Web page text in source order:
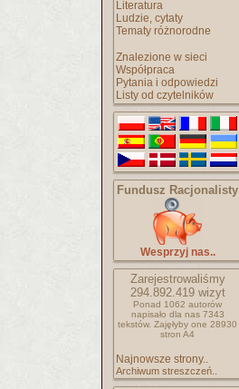
Literatura
Ludzie, cytaty
Tematy różnorodne
Znalezione w sieci
Współpraca
Pytania i odpowiedzi
Listy od czytelników
Fundusz Racjonalisty
Wesprzyj nas..
Zarejestrowaliśmy
294.892.419wizyt
Ponad 1062 autorów
napisało dla nas 7343
tekstów. Zajęłyby one 28930
stron A4
Najnowsze strony..
Archiwum streszczeń..